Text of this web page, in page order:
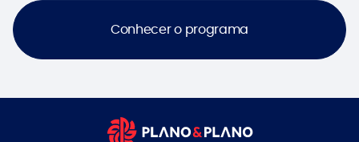
Conhecer o programa